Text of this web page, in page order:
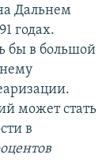
Дальнем
годах.
бы в большой
может стать
в